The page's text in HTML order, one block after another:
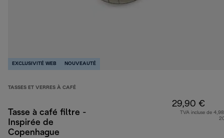
EXCLUSIVITÉ WEB NOUVEAUTÉ
TASSES ET VERRES À CAFÉ
Tasse à café filtre -
Inspirée de
Copenhague
29,90 €
TVA incluse de